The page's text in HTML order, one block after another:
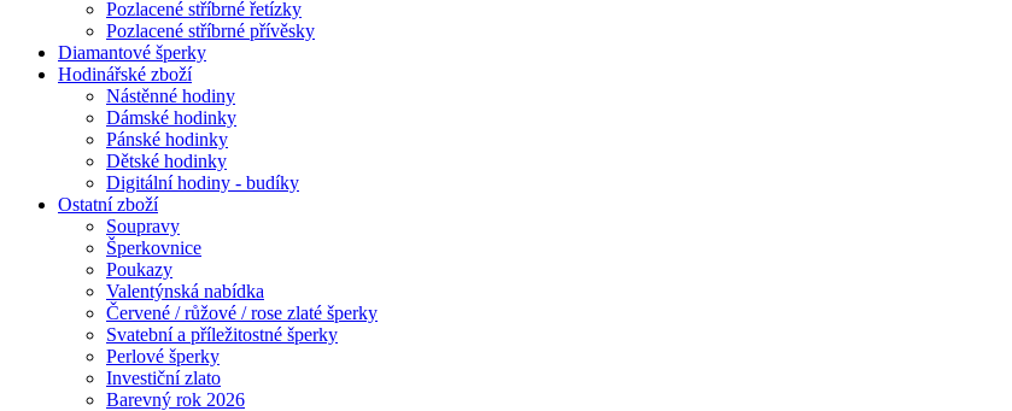
Pozlacené stříbrné řetízky
Pozlacené stříbrné přívěsky
Diamantové šperky
Hodinářské zboží
Nástěnné hodiny
Dámské hodinky
Pánské hodinky
Dětské hodinky
Digitální hodiny - budíky
Ostatní zboží
Soupravy
Šperkovnice
Poukazy
Valentýnská nabídka
Červené / růžové / rose zlaté šperky
Svatební a příležitostné šperky
Perlové šperky
Investiční zlato
Barevný rok 2026